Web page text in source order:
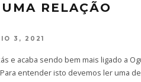
RELAÇÃO
3, 2021
e acaba sendo bem mais ligado a
entender isto devemos ler uma